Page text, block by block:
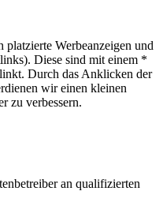
platzierte Werbeanzeigen und
Diese sind mit einem *
Durch das Anklicken der
wir einen kleinen
zu verbessern.
an qualifizierten